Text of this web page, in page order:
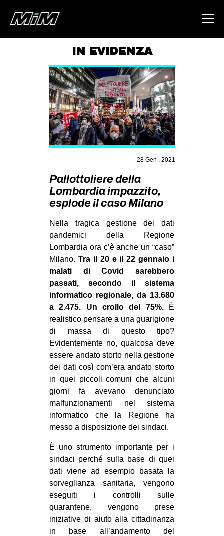
ABOUT
AREA
DEGENERAZIONE
GAZA FREESTYLE
CSOA LAMBRETTA
MSM
STUDENTI TSUNAMI
ZAM
MILANO
MOBILITAZIONI
SPAZI
SPORT POPOLARE
MOVIMENTI
AMBIENTE
ANTIFASCISMO
DIRITTO ALL’ABITARE
GENERI
PRECARIATO
REPRESSIONE
CULTURE
ARTE
CINEMA
MANIFESTI
IN EVIDENZA
28 Gen , 2021
Pallottoliere della
Lombardia impazzito,
esplode il caso Milano
Nella tragica gestione dei dati
pandemici della Regione
Lombardia ora c’è anche un “caso”
Milano. Tra il 20 e il 22 gennaio i
malati di Covid sarebbero
passati, secondo il sistema
informatico regionale, da 13.680
a 2.475. Un crollo del 75%.È
realistico pensare a una guarigione
di massa di questo tipo?
Evidentemente no, qualcosa deve
essere andato storto nella gestione
dei dati così com’era andato storto
in quei piccoli comuni che alcuni
giorni fa avevano denunciato
malfunzionamenti nel sistema
informatico che la Regione ha
messo a disposizione dei sindaci.
È uno strumento importante per i
sindaci perché sulla base di quei
dati viene ad esempio basata la
sorveglianza sanitaria, vengono
eseguiti i controlli sulle
quarantene, vengono prese
iniziative di aiuto alla cittadinanza
in base all’andamento del